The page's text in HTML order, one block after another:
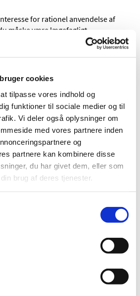
cookies
tilpasse vores indhold og
funktioner til sociale medier og til
Vi deler også oplysninger om
med vores partnere inden
og
partnere kan kombinere disse
du har givet dem, eller som
brug af deres tjenester.
for rationel anvendelse af
måske være lægefagligt